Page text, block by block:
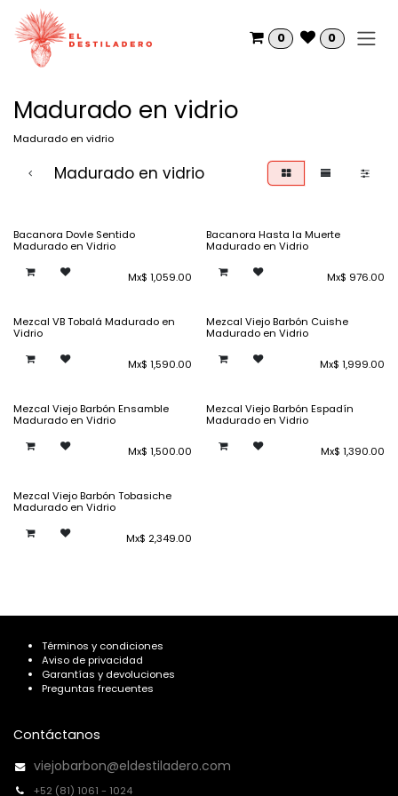
Ir al contenido
0 0
Madurado en vidrio
Madurado en vidrio
Madurado en vidrio
Bacanora Dovle Sentido
Madurado en Vidrio
Mx$ 1,059.00
Bacanora Hasta la Muerte
Madurado en Vidrio
Mx$ 976.00
Mezcal VB Tobalá Madurado en
Vidrio
Mx$ 1,590.00
Mezcal Viejo Barbón Cuishe
Madurado en Vidrio
Mx$ 1,999.00
Mezcal Viejo Barbón Ensamble
Madurado en Vidrio
Mx$ 1,500.00
Mezcal Viejo Barbón Espadín
Madurado en Vidrio
Mx$ 1,390.00
Mezcal Viejo Barbón Tobasiche
Madurado en Vidrio
Mx$ 2,349.00
Términos y condiciones
Aviso de privacidad
Garantías y devoluciones
Preguntas frecuentes
Contáctanos
viejobarbon@eldestiladero.com
+52 (81) 1061 - 1024